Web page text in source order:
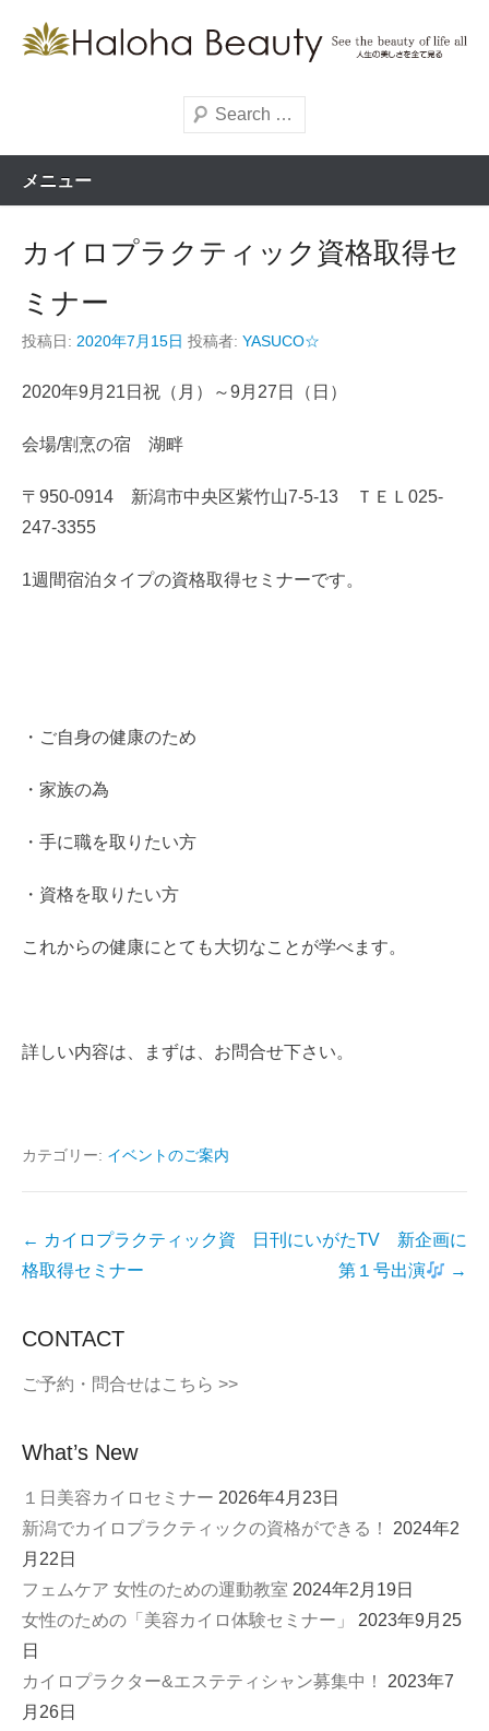
beauty of life all
検
索
メニュー
カイロプラクティック資格取得セ
ミナー
投稿日: 2020年7月15日 投稿者: YASUCO☆
2020年9月21日祝（月）～9月27日（日）
会場/割烹の宿 湖畔
〒950-0914 新潟市中央区紫竹山7-5-13 ＴＥＬ025-
247-3355
1週間宿泊タイプの資格取得セミナーです。
・ご自身の健康のため
・家族の為
・手に職を取りたい方
・資格を取りたい方
これからの健康にとても大切なことが学べます。
詳しい内容は、まずは、お問合せ下さい。
カテゴリー: イベントのご案内
投
稿
ビ
ー
ョ
← カイロプラクティック資
格取得セミナー
日刊にいがたTV 新企画に
第１号出演
→
CONTACT
ご予約・問合せはこちら >>
What’s New
１日美容カイロセミナー 2026年4月23日
新潟でカイロプラクティックの資格ができる！
2024年2
月22日
フェムケア 女性のための運動教室 2024年2月19日
女性のための「美容カイロ体験セミナー」
2023年9月25
日
カイロプラクター&エステティシャン募集中！
2023年7
月26日